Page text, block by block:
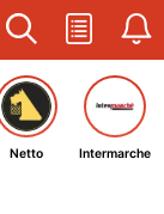
Netto Intermarche